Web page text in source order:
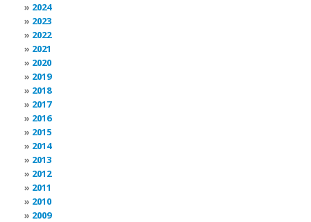
2024
2023
2022
2021
2020
2019
2018
2017
2016
2015
2014
2013
2012
2011
2010
2009